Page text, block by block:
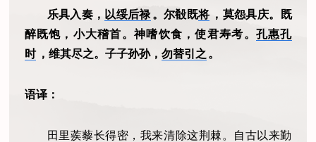
乐具入奏， 以绥后禄。尔殽既将 ，莫怨具庆。既
醉既饱，小大稽首。神嗜饮食，使君寿考。 孔惠孔
时 ，维其尽之。子子孙孙， 勿替引之 。
语译：
田里蒺藜长得密，我来清除这荆棘。自古以来勤